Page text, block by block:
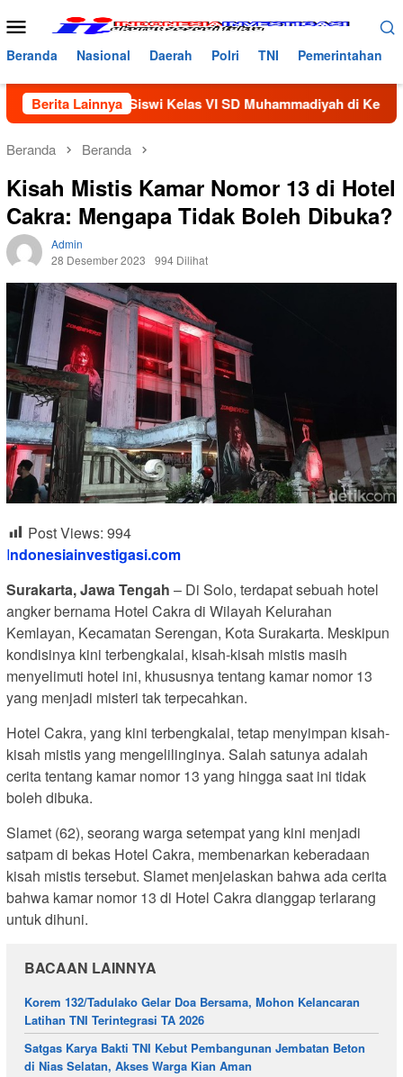
ke
konten
Menu
Mobile
Beranda Nasional Daerah Polri TNI Pemerintahan
Berita Lainnya
Siswi Kelas VI SD Muhammadiyah di Keluarkan Dari
Beranda Beranda
Kisah Mistis Kamar Nomor 13 di Hotel
Cakra: Mengapa Tidak Boleh Dibuka?
Admin
28 Desember 2023
994 Dilihat
Post Views: 994
Indonesiainvestigasi.com
Surakarta, Jawa Tengah – Di Solo, terdapat sebuah hotel
angker bernama Hotel Cakra di Wilayah Kelurahan
Kemlayan, Kecamatan Serengan, Kota Surakarta. Meskipun
kondisinya kini terbengkalai, kisah-kisah mistis masih
menyelimuti hotel ini, khususnya tentang kamar nomor 13
yang menjadi misteri tak terpecahkan.
Hotel Cakra, yang kini terbengkalai, tetap menyimpan kisah-
kisah mistis yang mengelilinginya. Salah satunya adalah
cerita tentang kamar nomor 13 yang hingga saat ini tidak
boleh dibuka.
Slamet (62), seorang warga setempat yang kini menjadi
satpam di bekas Hotel Cakra, membenarkan keberadaan
kisah mistis tersebut. Slamet menjelaskan bahwa ada cerita
bahwa kamar nomor 13 di Hotel Cakra dianggap terlarang
untuk dihuni.
BACAAN LAINNYA
Korem 132/Tadulako Gelar Doa Bersama, Mohon Kelancaran
Latihan TNI Terintegrasi TA 2026
Satgas Karya Bakti TNI Kebut Pembangunan Jembatan Beton
di Nias Selatan, Akses Warga Kian Aman